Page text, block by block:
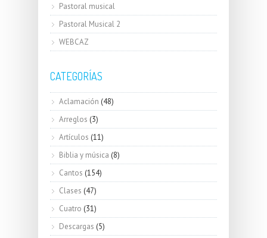
Pastoral musical
Pastoral Musical 2
WEBCAZ
CATEGORÍAS
Aclamación (48)
Arreglos (3)
Artículos (11)
Biblia y música (8)
Cantos (154)
Clases (47)
Cuatro (31)
Descargas (5)